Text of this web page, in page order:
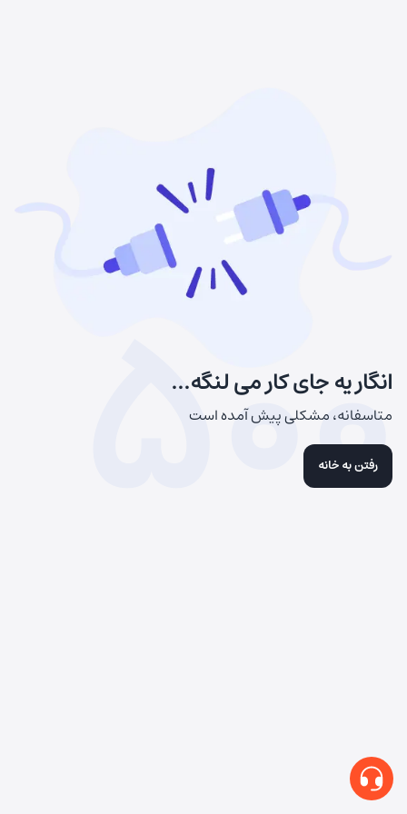
انگار یه جای کار می لنگه...
متاسفانه، مشکلی پیش آمده است
رفتن به خانه
500